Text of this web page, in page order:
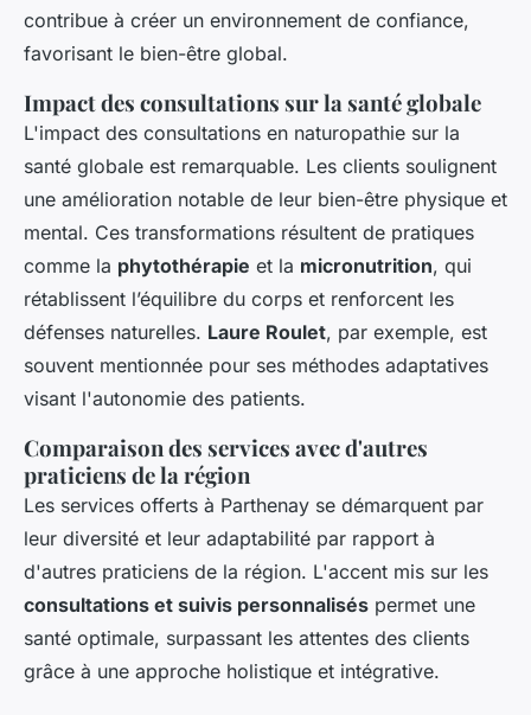
contribue à créer un environnement de confiance,
favorisant le bien-être global.
Impact des consultations sur la santé globale
L'impact des consultations en naturopathie sur la
santé globale est remarquable. Les clients soulignent
une amélioration notable de leur bien-être physique et
mental. Ces transformations résultent de pratiques
comme la phytothérapie et la micronutrition, qui
rétablissent l’équilibre du corps et renforcent les
défenses naturelles. Laure Roulet, par exemple, est
souvent mentionnée pour ses méthodes adaptatives
visant l'autonomie des patients.
Comparaison des services avec d'autres
praticiens de la région
Les services offerts à Parthenay se démarquent par
leur diversité et leur adaptabilité par rapport à
d'autres praticiens de la région. L'accent mis sur les
consultations et suivis personnalisés permet une
santé optimale, surpassant les attentes des clients
grâce à une approche holistique et intégrative.